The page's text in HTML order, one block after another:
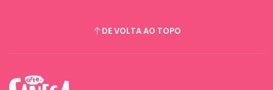
DE VOLTA AO TOPO